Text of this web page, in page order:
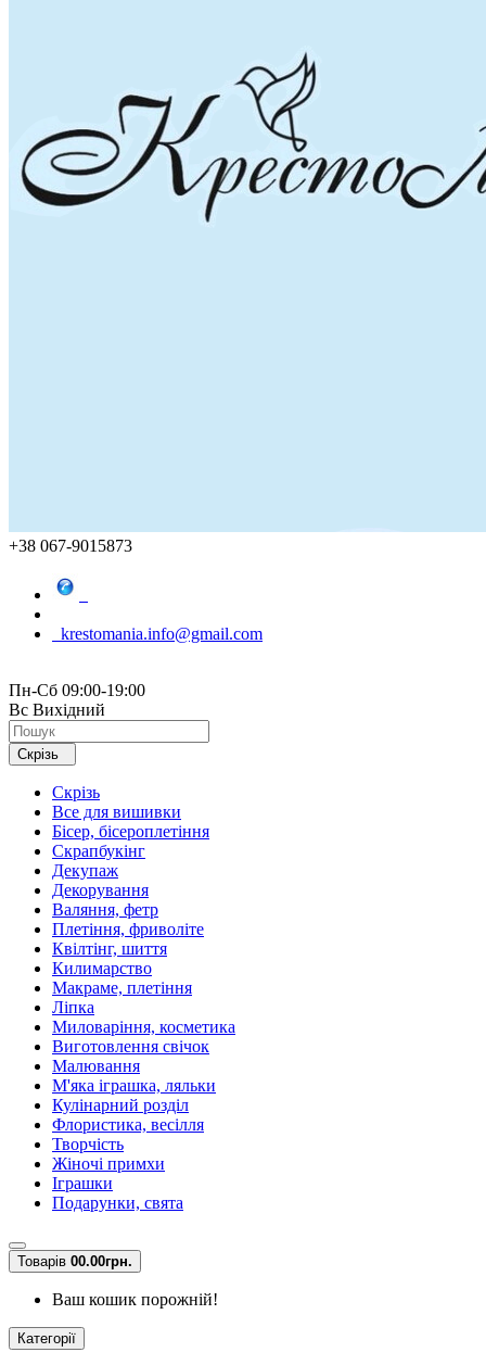
+38 067-9015873
krestomania.info@gmail.com
Пн-Сб 09:00-19:00
Вс Вихідний
Скрізь
Скрізь
Все для вишивки
Бісер, бісероплетіння
Скрапбукінг
Декупаж
Декорування
Валяння, фетр
Плетіння, фриволіте
Квілтінг, шиття
Килимарство
Макраме, плетіння
Ліпка
Миловаріння, косметика
Виготовлення свічок
Малювання
М'яка іграшка, ляльки
Кулінарний розділ
Флористика, весілля
Творчість
Жіночі примхи
Іграшки
Подарунки, свята
Товарів 00.00грн.
Ваш кошик порожній!
Категорії